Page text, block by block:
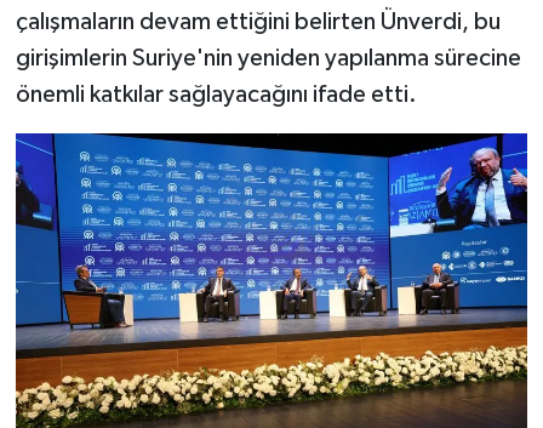
çalışmaların devam ettiğini belirten Ünverdi, bu
girişimlerin Suriye'nin yeniden yapılanma sürecine
önemli katkılar sağlayacağını ifade etti.